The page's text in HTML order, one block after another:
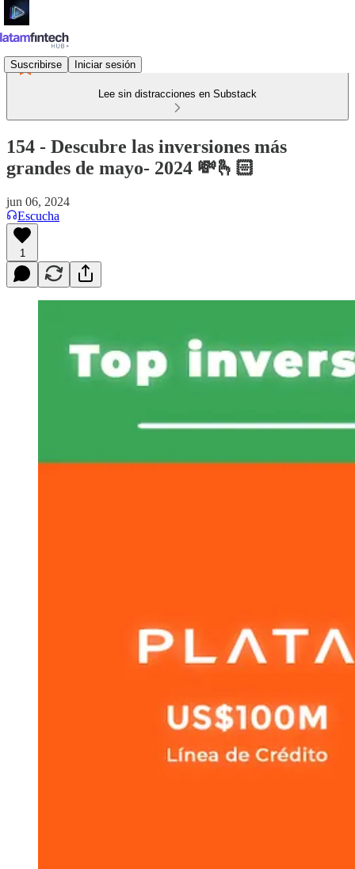
Suscribirse Iniciar sesión
Lee sin distracciones en Substack
154 - Descubre las inversiones más
grandes de mayo- 2024 💸🫰🏻
jun 06, 2024
Escucha
1